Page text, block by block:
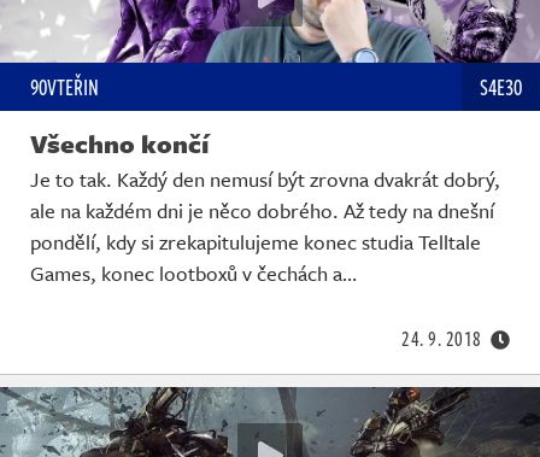
90VTEŘIN S4E30
Všechno končí
Je to tak. Každý den nemusí být zrovna dvakrát dobrý,
ale na každém dni je něco dobrého. Až tedy na dnešní
pondělí, kdy si zrekapitulujeme konec studia Telltale
Games, konec lootboxů v čechách a…
24. 9. 2018